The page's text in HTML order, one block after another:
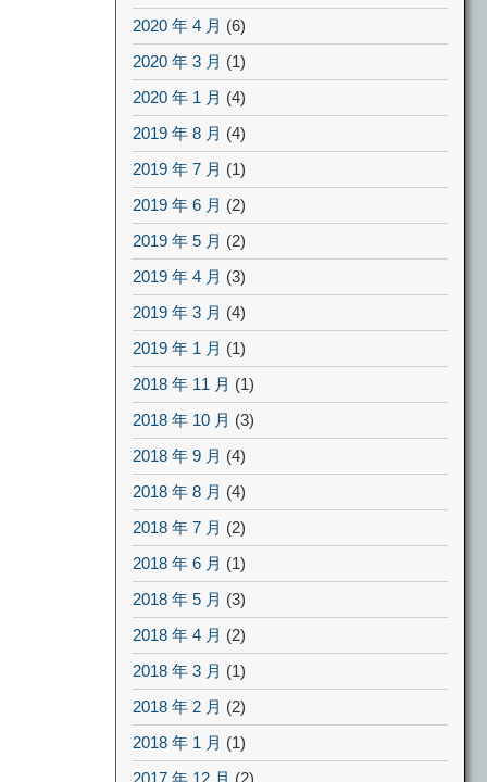
2020 年 4 月 (6)
2020 年 3 月 (1)
2020 年 1 月 (4)
2019 年 8 月 (4)
2019 年 7 月 (1)
2019 年 6 月 (2)
2019 年 5 月 (2)
2019 年 4 月 (3)
2019 年 3 月 (4)
2019 年 1 月 (1)
2018 年 11 月 (1)
2018 年 10 月 (3)
2018 年 9 月 (4)
2018 年 8 月 (4)
2018 年 7 月 (2)
2018 年 6 月 (1)
2018 年 5 月 (3)
2018 年 4 月 (2)
2018 年 3 月 (1)
2018 年 2 月 (2)
2018 年 1 月 (1)
2017 年 12 月 (2)